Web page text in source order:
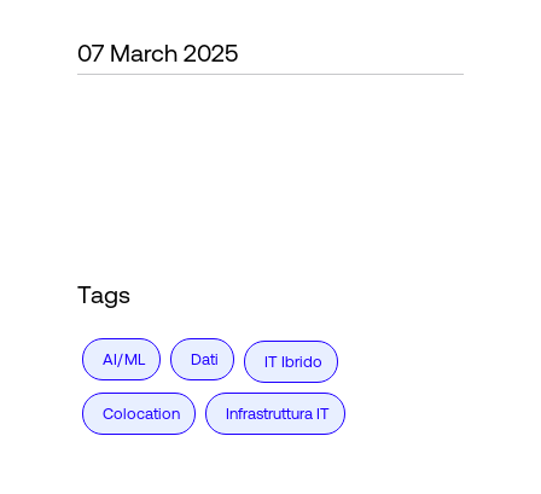
07 March 2025
Tags
AI/ML Dati IT Ibrido
Colocation Infrastruttura IT